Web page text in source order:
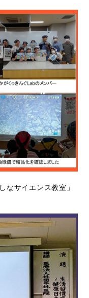
なサイエンス教室」